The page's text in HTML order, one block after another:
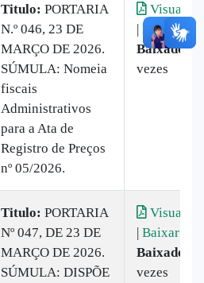
Titulo: PORTARIA
N.º 046, 23 DE
MARÇO DE 2026.
SÚMULA: Nomeia
fiscais
Administrativos
para a Ata de
Registro de Preços
nº 05/2026.
| Baixar
Baixado:2
vezes
Titulo: PORTARIA
Nº 047, DE 23 DE
MARÇO DE 2026.
SÚMULA: DISPÕE
| Baixar
Baixado:
vezes